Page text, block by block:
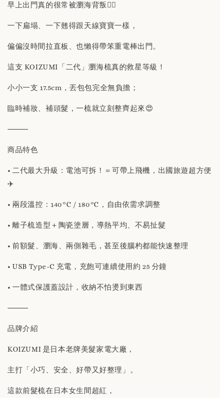
早上出門真的很常被瀏海背叛🙇‍♀️
一下扁塌、一下翹得跟天線寶寶一樣，
偏偏沒時間拉直板、也懶得帶笨重電棒出門。
這支 KOIZUMI「二代」瀏海梳真的救星等級！
小小一支 17.5cm，丟包包完全無負擔；
臨時補妝、補頭髮，一梳就立刻整齊起來😍
⸻
商品特色
• 二代最大升級：電池可拆！＝可帶上飛機，出國旅遊超方便
✈️
• 兩段溫控：140°C / 180°C，自由依需求調整
• 離子梳造型＋陶瓷塗層，導熱平均、不易扯髮
• 前額髮、瀏海、兩側雜毛，甚至後腦杓都能快速整理
• USB Type-C 充電，充飽可連續使用約 25 分鐘
• 一體式保護蓋設計，收納不怕燙到東西
⸻
品牌介紹
KOIZUMI 是日本老牌美髮家電大廠，
主打「小巧、安全、好帶又好整理」。
這款前髮梳在日本女生間超紅，